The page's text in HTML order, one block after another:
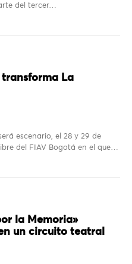
del tercer…
transforma La
escenario, el 28 y 29 de
del FIAV Bogotá en el que…
la Memoria»
un circuito teatral